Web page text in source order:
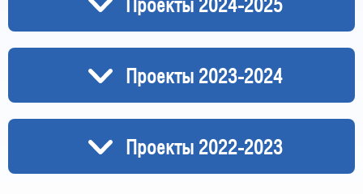
Проекты 2024-2025
"Шарпбургер": Хищный аппетит /
Проекты 2023-2024
Проекты 2022-2023